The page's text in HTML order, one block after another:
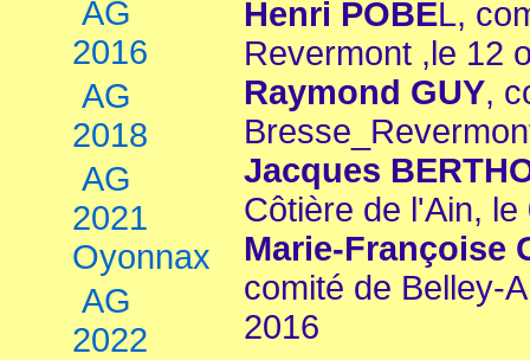
AG
2016
AG
2018
AG
2021
Oyonnax
AG
2022
Henri POBEL,
Revermont ,le 12
Raymond GUY,
Jacques
Côtière de l'Ain,
Marie-Françoise
comité de Belley-
2016